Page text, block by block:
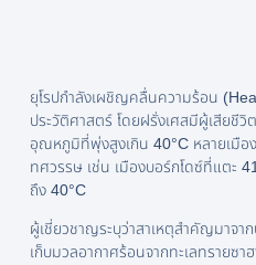
ยุโรปกำลังเผชิญคลื่นความร้อน
ประวัติศาสตร์ โดยฝรั่งเศสมีผู้เสียชีวิ
อุณหภูมิที่พุ่งสูงเกิน 40°C หลายเมือ
ทศวรรษ เช่น เมืองบอร์กโดซ์ที่แตะ
ถึง 40°C
ผู้เชี่ยวชาญระบุว่าสาเหตุสำคัญมาจา
เก็บมวลอากาศร้อนจากทะเลทรายซา